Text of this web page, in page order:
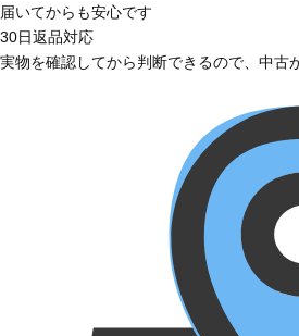
届いてからも安心です
30日返品対応
実物を確認してから判断できるので、中古